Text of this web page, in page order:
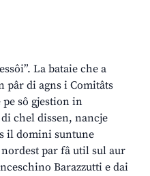
La bataie che a
pâr di agns i Comitâts
pe sô gjestion in
chel dissen, nancje
il domini suntune
par fâ util sul aur
Barazzutti e dai